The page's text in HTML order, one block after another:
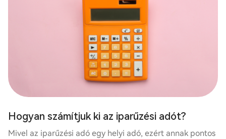
Hogyan számítjuk ki az iparűzési adót?
Mivel az iparűzési adó egy helyi adó, ezért annak pontos